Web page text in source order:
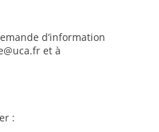
d’information
et à
: